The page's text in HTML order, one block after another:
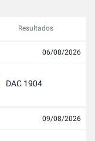
Resultados
06/08/2026
DAC 1904
09/08/2026